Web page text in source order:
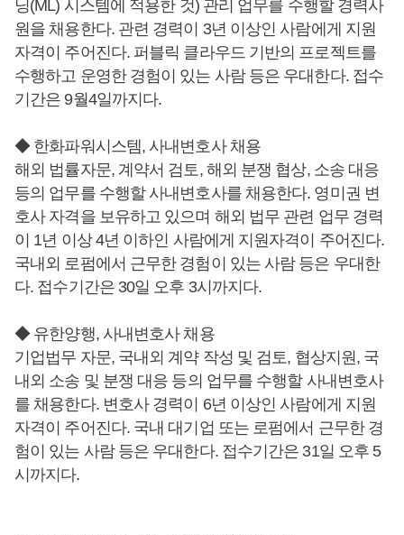
닝(ML) 시스템에 적용한 것) 관리 업무를 수행할 경력사
원을 채용한다. 관련 경력이 3년 이상인 사람에게 지원
자격이 주어진다. 퍼블릭 클라우드 기반의 프로젝트를
수행하고 운영한 경험이 있는 사람 등은 우대한다. 접수
기간은 9월4일까지다.
◆ 한화파워시스템, 사내변호사 채용
해외 법률자문, 계약서 검토, 해외 분쟁 협상, 소송 대응
등의 업무를 수행할 사내변호사를 채용한다. 영미권 변
호사 자격을 보유하고 있으며 해외 법무 관련 업무 경력
이 1년 이상 4년 이하인 사람에게 지원자격이 주어진다.
국내외 로펌에서 근무한 경험이 있는 사람 등은 우대한
다. 접수기간은 30일 오후 3시까지다.
◆ 유한양행, 사내변호사 채용
기업법무 자문, 국내외 계약 작성 및 검토, 협상지원, 국
내외 소송 및 분쟁 대응 등의 업무를 수행할 사내변호사
를 채용한다. 변호사 경력이 6년 이상인 사람에게 지원
자격이 주어진다. 국내 대기업 또는 로펌에서 근무한 경
험이 있는 사람 등은 우대한다. 접수기간은 31일 오후 5
시까지다.